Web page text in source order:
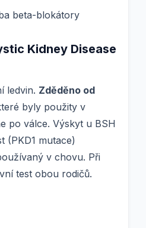
beta-blokátory
Kidney Disease
ledvin. Zděděno od
byly použity v
po válce. Výskyt u BSH
(PKD1 mutace)
v chovu. Při
test obou rodičů.